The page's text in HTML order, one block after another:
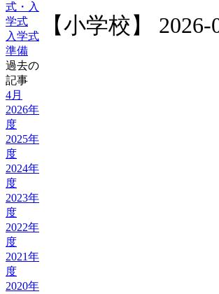
式・入
学式
入学式
準備
過去の
記事
4月
2026年
度
2025年
度
2024年
度
2023年
度
2022年
度
2021年
度
2020年
【小学校】